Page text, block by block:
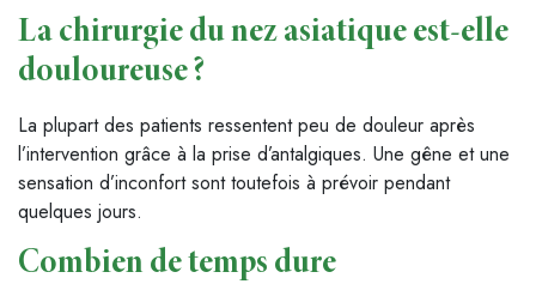
La chirurgie du nez asiatique est-elle
douloureuse ?
La plupart des patients ressentent peu de douleur après
l’intervention grâce à la prise d’antalgiques. Une gêne et une
sensation d’inconfort sont toutefois à prévoir pendant
quelques jours.
Combien de temps dure